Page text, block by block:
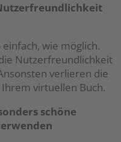
wie möglich.
Nutzerfreundlichkeit
verlieren die
virtuellen Buch.
schöne